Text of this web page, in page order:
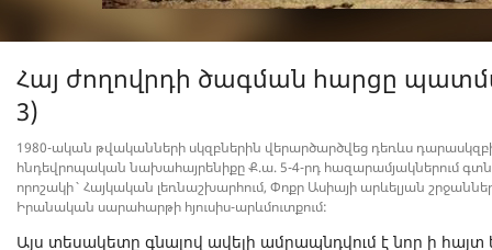
Հայ ժողովրդի ծագման հարցը
3)
1980-ական թվականների սկզբներին վերարծարծվեց դեռևս
հնդեվրոպական նախահայրենիքը Ք.ա. 5-4-րդ հազարամյակներում
որոշակի` Հայկական լեռնաշխարհում, Փոքր Ասիայի արևելյան
Իրանական սարահարթի հյուսիս-արևմուտքում:
Այս տեսակետը գնալով ավելի ամրապնդվում է նոր ի